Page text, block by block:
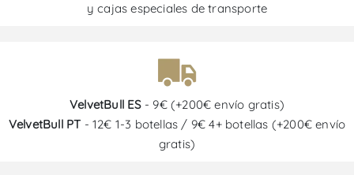
y cajas especiales de transporte
VelvetBull ES- 9€ (+200€ envío gratis)
VelvetBull PT - 12€ 1-3 botellas / 9€ 4+ botellas (+200€ envío
gratis)